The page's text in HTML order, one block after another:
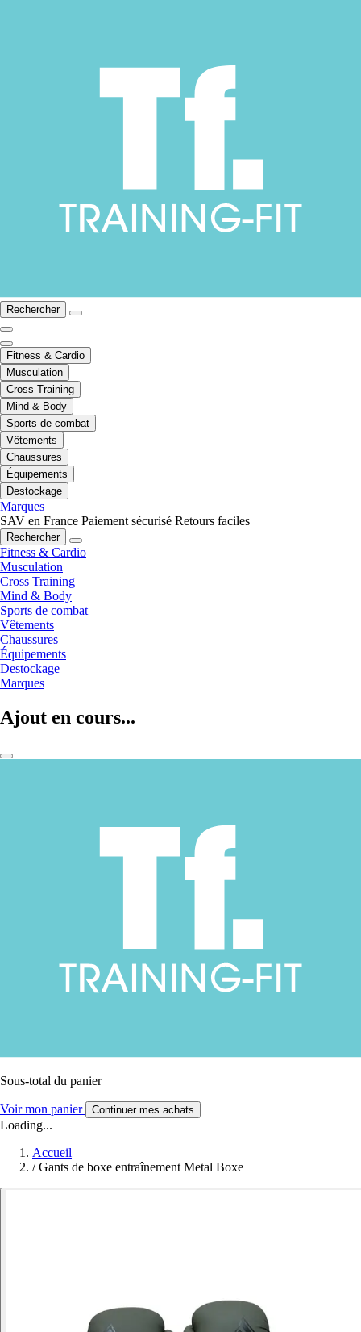
Rechercher
Fitness & Cardio
Musculation
Cross Training
Mind & Body
Sports de combat
Vêtements
Chaussures
Équipements
Destockage
Marques
SAV en France Paiement sécurisé Retours faciles
Rechercher
Fitness & Cardio
Musculation
Cross Training
Mind & Body
Sports de combat
Vêtements
Chaussures
Équipements
Destockage
Marques
Ajout en cours...
Sous-total du panier
Voir mon panier Continuer mes achats
Loading...
Accueil
/ Gants de boxe entraînement Metal Boxe